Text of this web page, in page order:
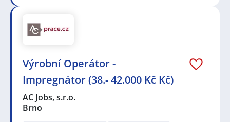
Výrobní Operátor -
Impregnátor (38.- 42.000 Kč Kč)
AC Jobs, s.r.o.
Brno